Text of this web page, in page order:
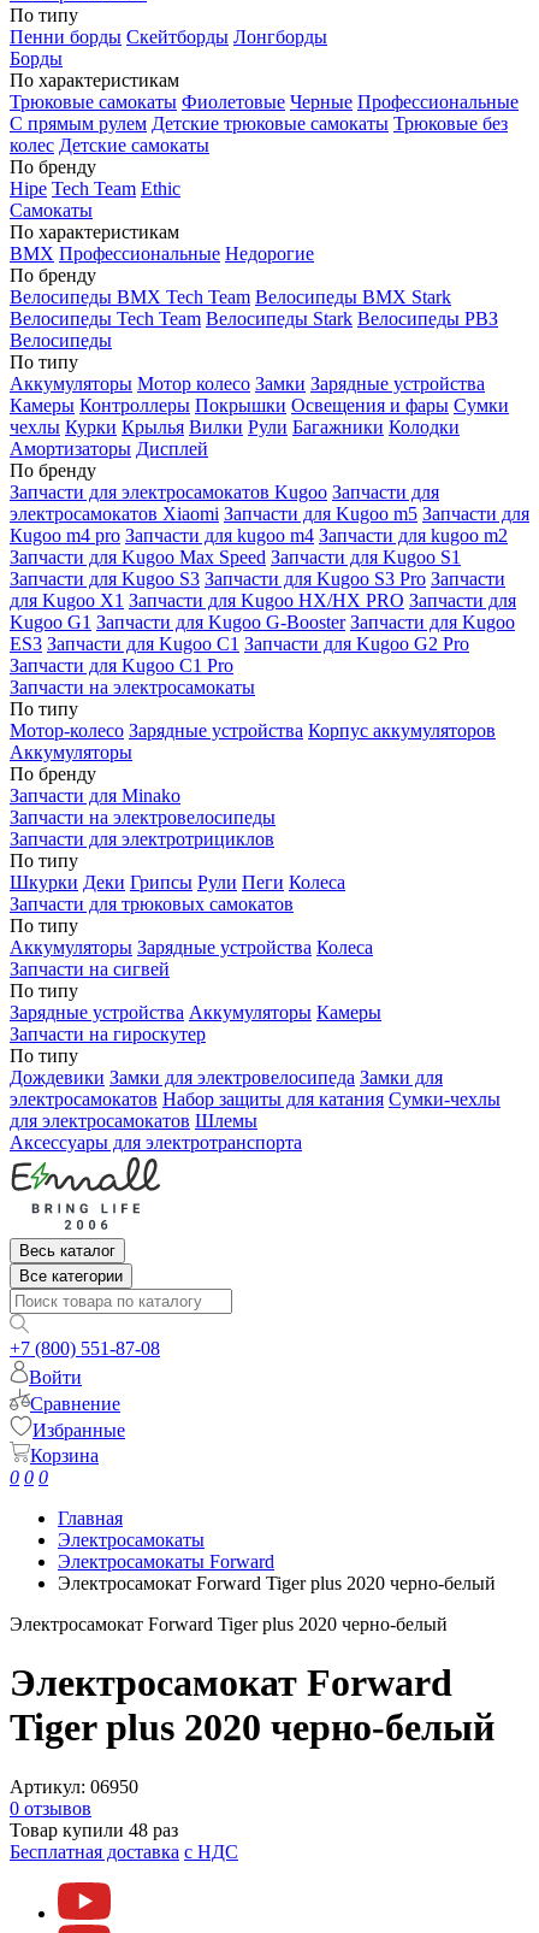
По типу
Пенни борды Скейтборды Лонгборды
Борды
По характеристикам
Трюковые самокаты Фиолетовые Черные Профессиональные
С прямым рулем Детские трюковые самокаты Трюковые без
колес Детские самокаты
По бренду
Hipe Tech Team Ethic
Самокаты
По характеристикам
BMX Профессиональные Недорогие
По бренду
Велосипеды BMX Tech Team Велосипеды BMX Stark
Велосипеды Tech Team Велосипеды Stark Велосипеды РВЗ
Велосипеды
По типу
Аккумуляторы Мотор колесо Замки Зарядные устройства
Камеры Контроллеры Покрышки Освещения и фары Сумки
чехлы Курки Крылья Вилки Рули Багажники Колодки
Амортизаторы Дисплей
По бренду
Запчасти для электросамокатов Kugoo Запчасти для
электросамокатов Xiaomi Запчасти для Kugoo m5 Запчасти для
Кugoo m4 pro Запчасти для kugoo m4 Запчасти для kugoo m2
Запчасти для Kugoo Max Speed Запчасти для Kugoo S1
Запчасти для Kugoo S3 Запчасти для Kugoo S3 Pro Запчасти
для Kugoo X1 Запчасти для Kugoo HX/HX PRO Запчасти для
Kugoo G1 Запчасти для Kugoo G-Booster Запчасти для Kugoo
ES3 Запчасти для Kugoo C1 Запчасти для Kugoo G2 Pro
Запчасти для Kugoo C1 Pro
Запчасти на электросамокаты
По типу
Мотор-колесо Зарядные устройства Корпус аккумуляторов
Аккумуляторы
По бренду
Запчасти для Minako
Запчасти на электровелосипеды
Запчасти для электротрициклов
По типу
Шкурки Деки Грипсы Рули Пеги Колеса
Запчасти для трюковых самокатов
По типу
Аккумуляторы Зарядные устройства Колеса
Запчасти на сигвей
По типу
Зарядные устройства Аккумуляторы Камеры
Запчасти на гироскутер
По типу
Дождевики Замки для электровелосипеда Замки для
электросамокатов Набор защиты для катания Сумки-чехлы
для электросамокатов Шлемы
Аксессуары для электротранспорта
Весь каталог
Все категории
+7 (800) 551-87-08
Войти
Сравнение
Избранные
Корзина
0 0 0
Главная
Электросамокаты
Электросамокаты Forward
Электросамокат Forward Tiger plus 2020 черно-белый
Электросамокат Forward Tiger plus 2020 черно-белый
Электросамокат Forward
Tiger plus 2020 черно-белый
Артикул: 06950
0 отзывов
Товар купили 48 раз
Бесплатная доставка c НДС